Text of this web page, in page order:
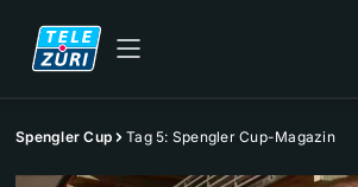
Spengler Cup Tag 5: Spengler Cup-Magazin